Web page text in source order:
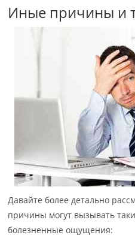
Иные причины и
Давайте более детально
причины могут вызывать
болезненные ощущения: